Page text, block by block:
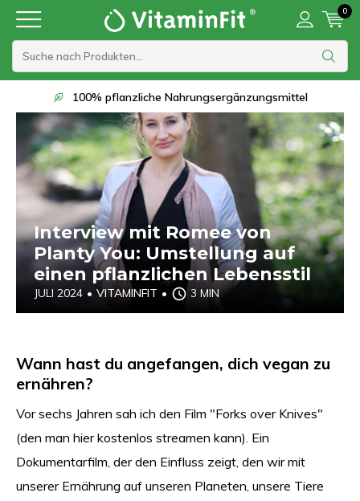
0
Lieferung innerhalb von 1 bis 2 Werktagen
Interview mit Romee von
Planty You: Umstellung auf
einen pflanzlichen Lebensstil
JULI 2024 • VITAMINFIT • 3 MIN
Wann hast du angefangen, dich vegan zu
ernähren?
Vor sechs Jahren sah ich den Film "Forks over Knives"
(den man hier kostenlos streamen kann). Ein
Dokumentarfilm, der den Einfluss zeigt, den wir mit
unserer Ernährung auf unseren Planeten, unsere Tiere